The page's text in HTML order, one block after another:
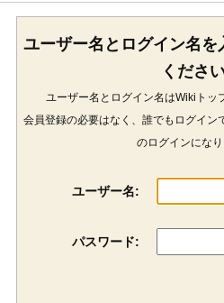
ユーザー名とログイン名を
ください
ユーザー名とログイン名はWikiトッ
会員登録の必要はなく、誰でもログイン
のログインになり
ユーザー名:
パスワード: